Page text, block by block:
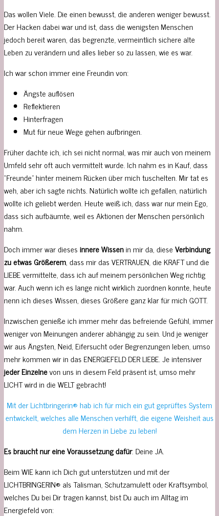
Das wollen Viele. Die einen bewusst, die anderen weniger bewusst.
Der Hacken dabei war und ist, dass die wenigsten Menschen
jedoch bereit waren, das begrenzte, vermeintlich sichere alte
Leben zu verändern und alles lieber so zu lassen, wie es war.
Ich war schon immer eine Freundin von:
Ängste auflösen
Reflektieren
Hinterfragen
Mut für neue Wege gehen aufbringen.
Früher dachte ich, ich sei nicht normal, was mir auch von meinem
Umfeld sehr oft auch vermittelt wurde. Ich nahm es in Kauf, dass
“Freunde” hinter meinem Rücken über mich tuschelten. Mir tat es
weh, aber ich sagte nichts. Natürlich wollte ich gefallen, natürlich
wollte ich geliebt werden. Heute weiß ich, dass war nur mein Ego,
dass sich aufbäumte, weil es Aktionen der Menschen persönlich
nahm.
Doch immer war diesesinnere Wissenin mir da, dieseVerbindung
zu etwas Größerem, dass mir das VERTRAUEN, die KRAFT und die
LIEBE vermittelte, dass ich auf meinem persönlichen Weg richtig
war. Auch wenn ich es lange nicht wirklich zuordnen konnte, heute
nenn ich dieses Wissen, dieses Größere ganz klar für mich GOTT.
Inzwischen genieße ich immer mehr das befreiende Gefühl, immer
weniger von Meinungen anderer abhängig zu sein. Und je weniger
wir aus Ängsten, Neid, Eifersucht oder Begrenzungen leben, umso
mehr kommen wir in das ENERGIEFELD DER LIEBE. Je intensiver
jeder Einzelnevon uns in diesem Feld präsent ist, umso mehr
LICHT wird in die WELT gebracht!
Mit der Lichtbringerin® hab ich für mich ein gut geprüftes System
entwickelt, welches alle Menschen verhilft, die eigene Weisheit aus
dem Herzen in Liebe zu leben!
Es braucht nur eine Voraussetzung dafür: Deine JA.
Beim WIE kann ich Dich gut unterstützen und mit der
LICHTBRINGERIN® als Talisman, Schutzamulett oder Kraftsymbol,
welches Du bei Dir tragen kannst, bist Du auch im Alltag im
Energiefeld von: